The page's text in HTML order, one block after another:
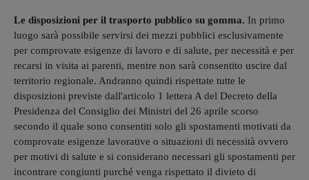
Le disposizioni per il trasporto pubblico su gomma. In primo
luogo sarà possibile servirsi dei mezzi pubblici esclusivamente
per comprovate esigenze di lavoro e di salute, per necessità e per
recarsi in visita ai parenti, mentre non sarà consentito uscire dal
territorio regionale. Andranno quindi rispettate tutte le
disposizioni previste dall'articolo 1 lettera A del Decreto della
Presidenza del Consiglio dei Ministri del 26 aprile scorso
secondo il quale sono consentiti solo gli spostamenti motivati da
comprovate esigenze lavorative o situazioni di necessità ovvero
per motivi di salute e si considerano necessari gli spostamenti per
incontrare congiunti purché venga rispettato il divieto di